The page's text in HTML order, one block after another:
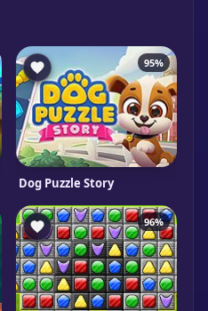
95%
Dog Puzzle Story
96%